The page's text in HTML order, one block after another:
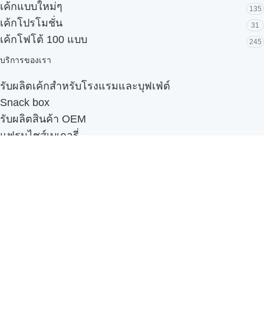
เค้กแบบใหม่ๆ 135
เค้กโปรโมชั่น 31
เค้กโฟโต้ 100 แบบ 245
บริการของเรา
รับผลิตเค้กสำหรับโรงแรมและบุฟเฟ่ต์
Snack box
รับผลิตสินค้า OEM
แฟรนไชส์เบเกอรี่